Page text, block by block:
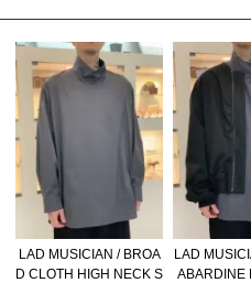
LAD MUSICIAN / BROA
D CLOTH HIGH NECK S
LAD
ABARDINE